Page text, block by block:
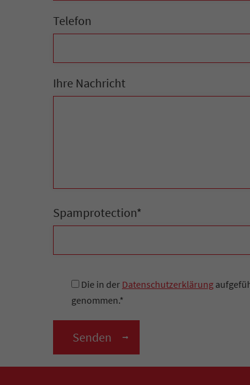
Telefon
Ihre Nachricht
Spamprotection*
Die in der Datenschutzerklärung
genommen.*
Senden